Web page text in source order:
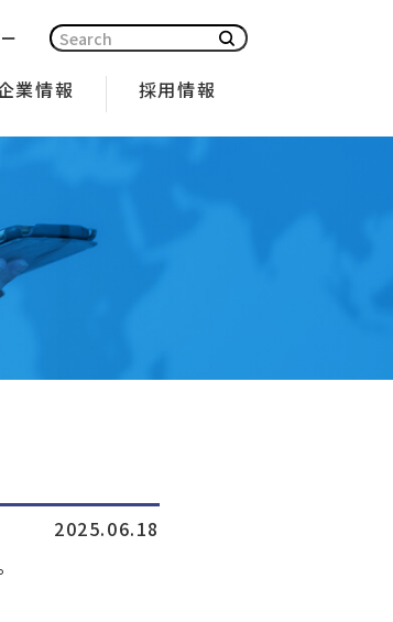
業情報 採用情報
2025.06.18